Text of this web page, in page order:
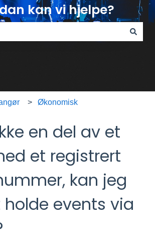
kan vi hjelpe?
Økonomisk
en del av et
et registrert
kan jeg
events via